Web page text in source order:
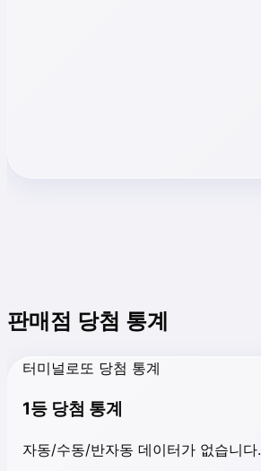
판매점 당첨 통계
터미널로또 당첨 통계
1등 당첨 통계
자동/수동/반자동 데이터가 없습니다.